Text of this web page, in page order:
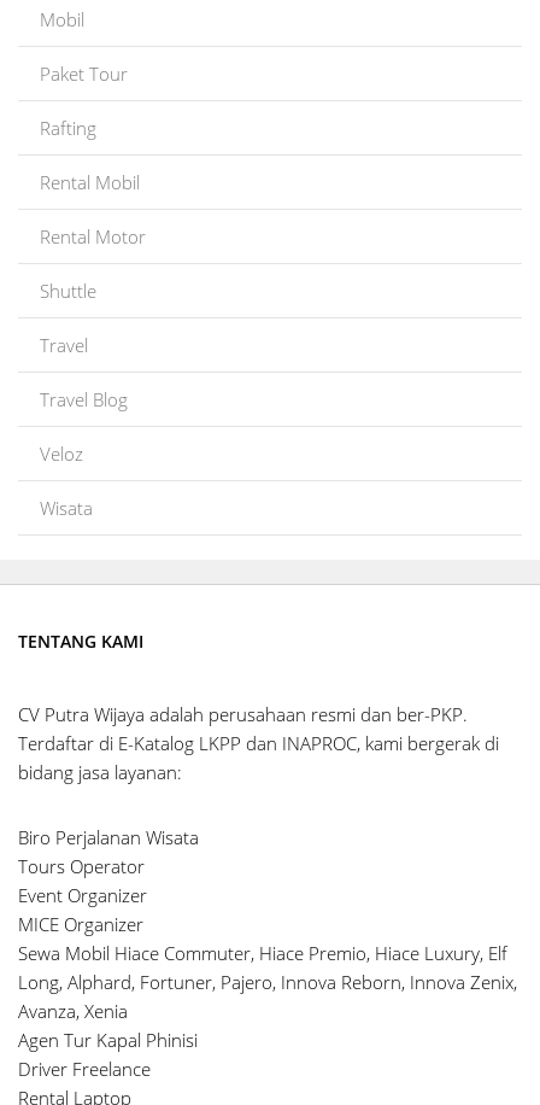
Mobil
Paket Tour
Rafting
Rental Mobil
Rental Motor
Shuttle
Travel
Travel Blog
Veloz
Wisata
TENTANG KAMI
CV Putra Wijaya adalah perusahaan resmi dan ber-PKP.
Terdaftar di E-Katalog LKPP dan INAPROC, kami bergerak di
bidang jasa layanan:
Biro Perjalanan Wisata
Tours Operator
Event Organizer
MICE Organizer
Sewa Mobil Hiace Commuter, Hiace Premio, Hiace Luxury, Elf
Long, Alphard, Fortuner, Pajero, Innova Reborn, Innova Zenix,
Avanza, Xenia
Agen Tur Kapal Phinisi
Driver Freelance
Rental Laptop